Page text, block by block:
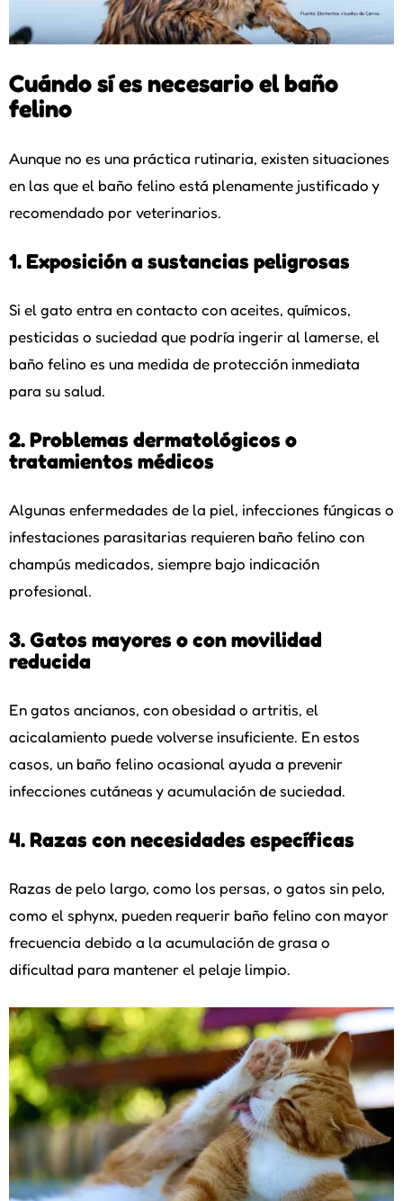
Cuándo sí es necesario el baño
felino
Aunque no es una práctica rutinaria, existen situaciones
en las que el baño felino está plenamente justificado y
recomendado por veterinarios.
1. Exposición a sustancias peligrosas
Si el gato entra en contacto con aceites, químicos,
pesticidas o suciedad que podría ingerir al lamerse, el
baño felino es una medida de protección inmediata
para su salud.
2. Problemas dermatológicos o
tratamientos médicos
Algunas enfermedades de la piel, infecciones fúngicas o
infestaciones parasitarias requieren baño felino con
champús medicados, siempre bajo indicación
profesional.
3. Gatos mayores o con movilidad
reducida
En gatos ancianos, con obesidad o artritis, el
acicalamiento puede volverse insuficiente. En estos
casos, un baño felino ocasional ayuda a prevenir
infecciones cutáneas y acumulación de suciedad.
4. Razas con necesidades específicas
Razas de pelo largo, como los persas, o gatos sin pelo,
como el sphynx, pueden requerir baño felino con mayor
frecuencia debido a la acumulación de grasa o
dificultad para mantener el pelaje limpio.